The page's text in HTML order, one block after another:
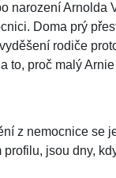
narození Arnolda
Doma prý
rodiče
to, proč malý
z nemocnice se
profilu, jsou dny,